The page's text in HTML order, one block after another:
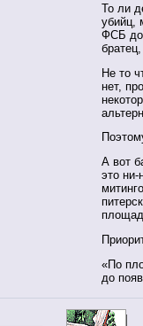
То ли
убийц,
ФСБ до
Не то
нет,
А вот
это
«По
до